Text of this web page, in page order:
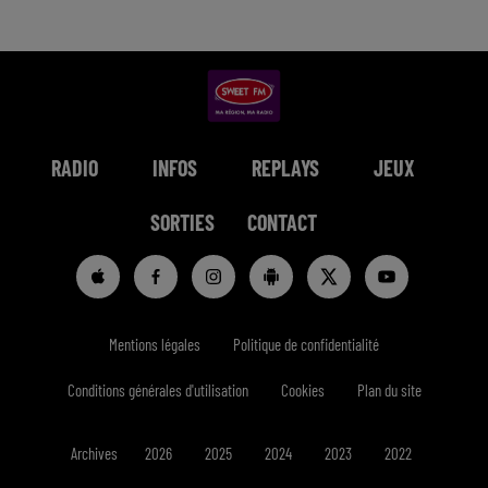
RADIO INFOS REPLAYS JEUX
SORTIES CONTACT
Mentions légales Politique de confidentialité
Conditions générales d'utilisation Cookies Plan du site
Archives 2026 2025 2024 2023 2022